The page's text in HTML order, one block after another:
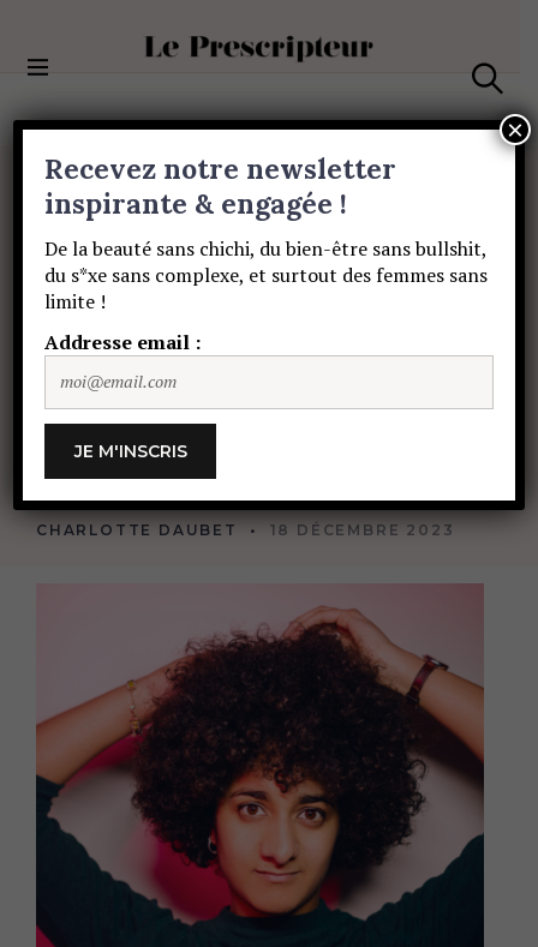
Le Prescripteur
e
a
PORTRAITS
Tahnee,humoriste
métisseet
lesbienne:«Ton
silencenete
protégera
CHARLOTTE DAUBET 18 DÉCEMBRE 2023
Recevez notre newsletter
inspirante & engagée !
De la beauté sans chichi, du bien-être sans bullshit,
du s*xe sans complexe, et surtout des femmes sans
limite !
Addresse email :
×